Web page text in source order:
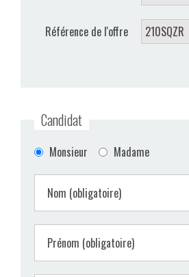
VIDÉOS
Référence de l'offre
Candidat
Monsieur Madame
Nom (obligatoire)
Prénom (obligatoire)